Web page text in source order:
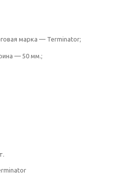
марка — Terminator;
— 50 мм.;